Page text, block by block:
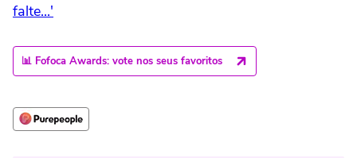
falte...'
📊 Fofoca Awards: vote nos seus favoritos